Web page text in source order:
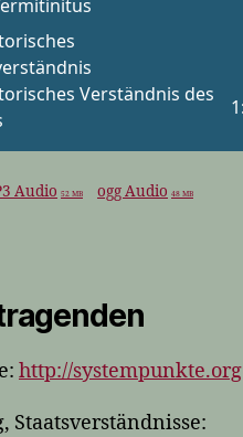
Audio 52 MB ogg Audio 48 MB
http://systempunkte.org
Staatsverständnisse: